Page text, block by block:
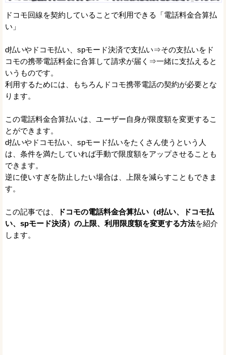
ドコモ回線を契約していることで利用できる「電話料金合算払
い」
d払いやドコモ払い、spモード決済で支払い⇒その支払いをド
コモの携帯電話料金に合算して請求が届く⇒一緒に支払えると
いうものです。
利用するためには、もちろんドコモ携帯電話の契約が必要とな
ります。
この電話料金合算払いは、ユーザー自身が限度額を変更するこ
とができます。
d払いやドコモ払い、spモード払いをたくさん使うという人
は、条件を満たしていれば手動で限度額をアップさせることも
できます。
逆に使いすぎを防止したい場合は、上限を減らすこともできま
す。
この記事では、
ドコモの電話料金合算払い（d払い、ドコモ払
い、spモード決済）の上限、利用限度額を変更する方法を紹介
します。